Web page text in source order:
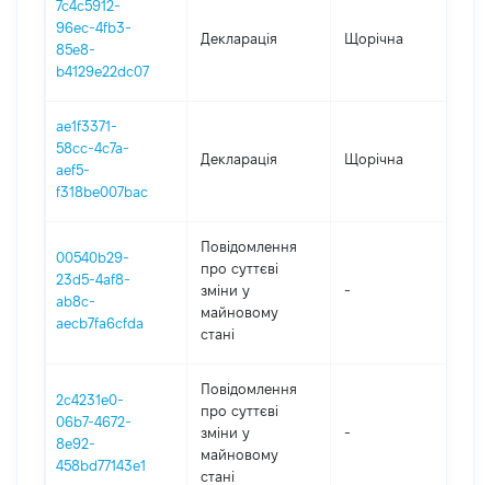
7c4c5912-
96ec-4fb3-
85e8-
b4129e22dc07
Декларація Щорічна
ae1f3371-
58cc-4c7a-
aef5-
f318be007bac
Декларація Щорічна
00540b29-
23d5-4af8-
ab8c-
aecb7fa6cfda
Повідомлення
про суттєві
зміни y
майновому
стані
-
2c4231e0-
06b7-4672-
8e92-
458bd77143e1
Повідомлення
про суттєві
зміни y
майновому
стані
-